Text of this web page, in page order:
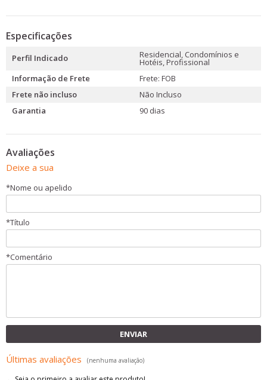
Especificações
Perfil Indicado Residencial, Condomínios e
Hotéis, Profissional
Informação de Frete
Frete: FOB
Frete não incluso
Não Incluso
Garantia
90 dias
Avaliações
Deixe a sua
*Nome ou apelido
*Título
*Comentário
ENVIAR
Últimas avaliações (nenhuma avaliação)